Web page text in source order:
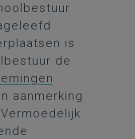
is
de
aanmerking